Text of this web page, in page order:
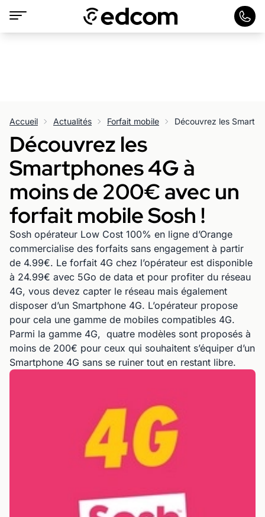
Accueil Actualités Forfait mobile
Découvrez les
Smartphones 4G à
moins de 200€ avec un
forfait mobile Sosh !
Sosh opérateur Low Cost 100% en ligne d’Orange
commercialise des forfaits sans engagement à partir
de 4.99€. Le forfait 4G chez l’opérateur est disponible
à 24.99€ avec 5Go de data et pour profiter du réseau
4G, vous devez capter le réseau mais également
disposer d’un Smartphone 4G. L’opérateur propose
pour cela une gamme de mobiles compatibles 4G.
Parmi la gamme 4G, quatre modèles sont proposés à
moins de 200€ pour ceux qui souhaitent s’équiper d’un
Smartphone 4G sans se ruiner tout en restant libre.